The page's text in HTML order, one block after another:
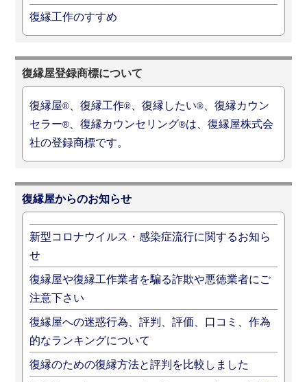
復縁工作のすすめ
復縁屋登録商標について
復縁屋®、復縁工作®、復縁したい®、復縁カウン
セラー®、復縁カウンセリング®は、復縁屋株式会
社の登録商標です。
復縁屋からのお知らせ
新型コロナウイルス・感染症流行に関するお知ら
せ
復縁屋や復縁工作業者を騙る詐欺や悪徳業者にご
注意下さい
復縁屋への迷惑行為、評判、評価、口コミ、作為
的なランキングについて
復縁のための復縁方法と評判を比較しました